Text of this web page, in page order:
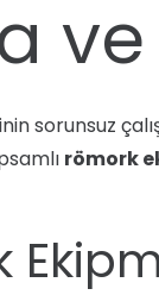
sorunsuz
römork